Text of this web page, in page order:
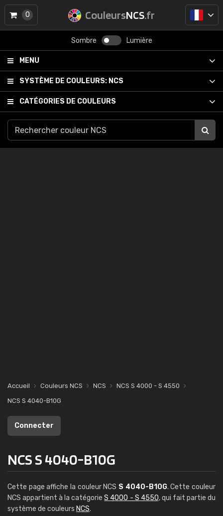
CouleursNCS.fr
Sombre Lumière
MENU
SYSTÈME DE COULEURS: NCS
CATÉGORIES DE COULEURS
0
Accueil Couleurs NCS NCS
NCS S 4000 - S 4550
NCS S 4040-B10G
Connecter
NCS S 4040-B10G
Cette page affiche la couleur NCS S 4040-B10G. Cette couleur
NCS appartient à la catégorieS 4000 - S 4550, qui fait partie du
système de couleurs NCS.